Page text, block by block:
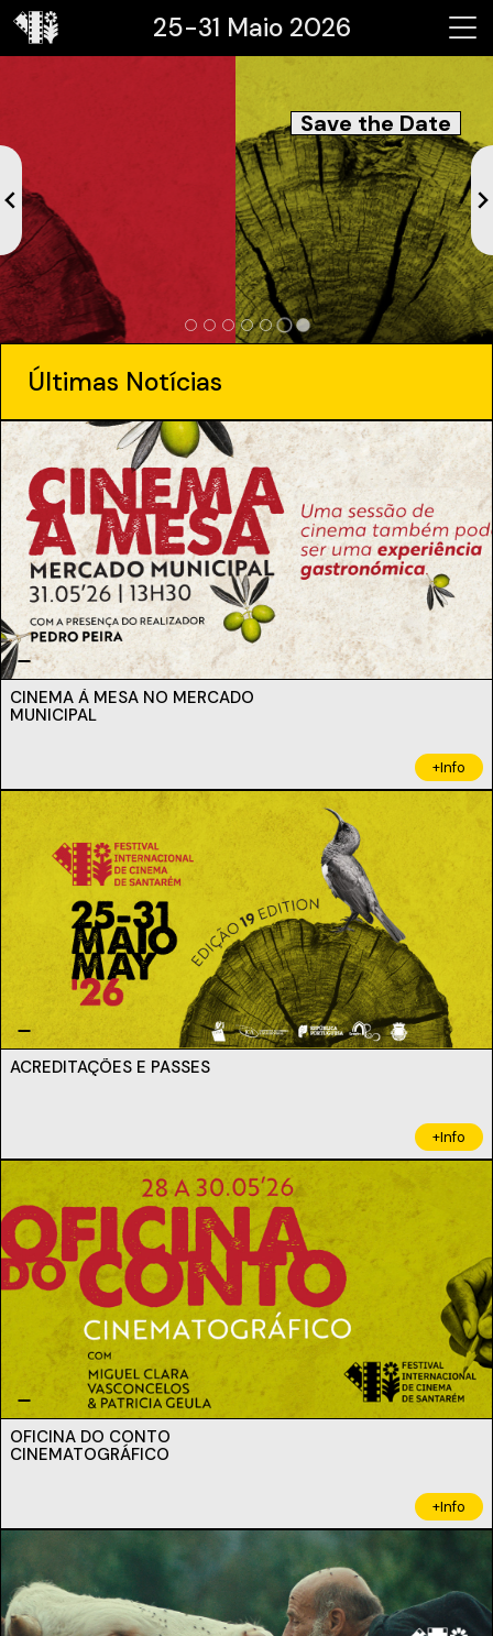
25-31 Maio 2026
Últimas Notícias
CINEMA À MESA NO MERCADO
MUNICIPAL
+Info
ACREDITAÇÕES E PASSES
+Info
OFICINA DO CONTO
CINEMATOGRÁFICO
+Info